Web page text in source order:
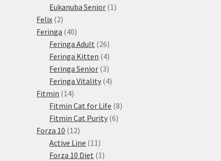
produkty
Eukanuba Senior 1 1
Felix 22
produkty
Feringa 4040
produktů
Feringa Adult 2626
produktů
Feringa Kitten 44
produkty
Feringa Senior 33
produkty
Feringa Vitality 44
Fitmin 1414
produktů
Fitmin Cat for Life 88
Fitmin Cat Purity 66
Forza 10 1212
produktů
Active Line 11 11
produktů
Forza 10 Diet 1 1